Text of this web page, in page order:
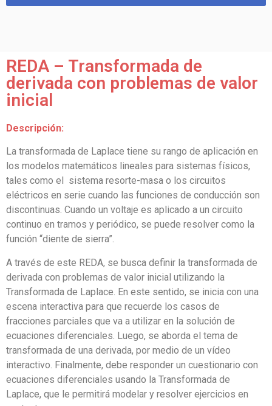
REDA – Transformada de
derivada con problemas de valor
inicial
Descripción:
La transformada de Laplace tiene su rango de aplicación en
los modelos matemáticos lineales para sistemas físicos,
tales como el sistema resorte-masa o los circuitos
eléctricos en serie cuando las funciones de conducción son
discontinuas. Cuando un voltaje es aplicado a un circuito
continuo en tramos y periódico, se puede resolver como la
función “diente de sierra”.
A través de este REDA, se busca definir la transformada de
derivada con problemas de valor inicial utilizando la
Transformada de Laplace. En este sentido, se inicia con una
escena interactiva para que recuerde los casos de
fracciones parciales que va a utilizar en la solución de
ecuaciones diferenciales. Luego, se aborda el tema de
transformada de una derivada, por medio de un vídeo
interactivo. Finalmente, debe responder un cuestionario con
ecuaciones diferenciales usando la Transformada de
Laplace, que le permitirá modelar y resolver ejercicios en